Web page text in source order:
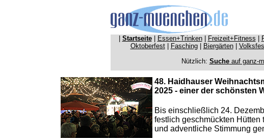
Startseite| Essen+Trinken| Freizeit+Fitness
Oktoberfest| Fasching| Biergärten|
Nützlich: Sucheauf ganz-
48. Haidhauser
2025 - einer der schönsten
Bis einschließlich 24.
festlich geschmückten Hütten
und adventliche Stimmung